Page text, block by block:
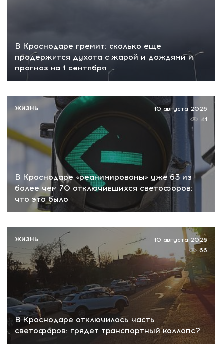
В Краснодаре гремит: сколько еще
продержится духота с жарой и дождями и
прогноз на 1 сентября
В Краснодаре «реанимированы» уже 63 из
более чем 70 отключившихся светофоров:
что это было
10 августа 2026
41
ЖИЗНЬ
В Краснодаре отключилась часть
светофоров: грядет транспортный коллапс?
10 августа 2026
66
ЖИЗНЬ